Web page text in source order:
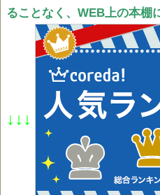
ることなく、WEB上の本棚
↓↓↓